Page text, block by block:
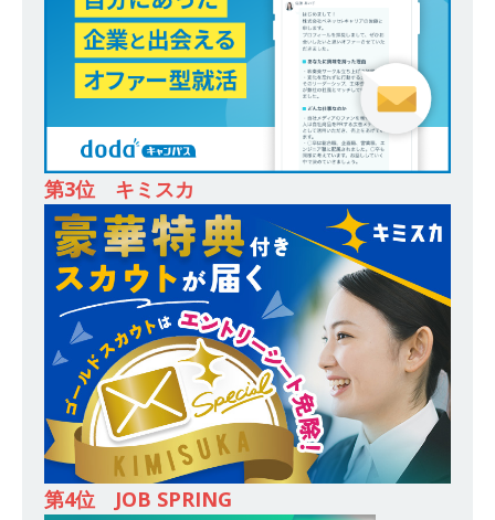
50％以上の製品保有!! ｜ 一眼レフ大手メーカー
全てと取引する国内トップシェアのマグネシウム
部品製造メーカー ｜ 賞与前年度実績6.5ヵ月・平
均6ヶ月以上 ｜ ミツワ電機工業
体育会積極採
用企業
[ 2026年5月14日 ] 【 28卒 】 NTTドコモグルー
プと電通グループの傘下 ｜ 初任給40万 ｜ 人よ
り速く、高い成長を求める人には超魅力的な挑戦
環境!! ｜ 日本で初めてインターネット広告事業を
始めたパイオニア企業 ｜ CARTA HOLDINGS
体育会積極採用企業
[ 2026年5月14日 ] 【 28卒 ｜ 体験型インターン
シップ 】スタンダード上場 ｜ 業界No.1 企業医
療機関向け広告・人材営業 ｜ 未経験からコンサ
第3位 キミスカ
第4位 JOB SPRING